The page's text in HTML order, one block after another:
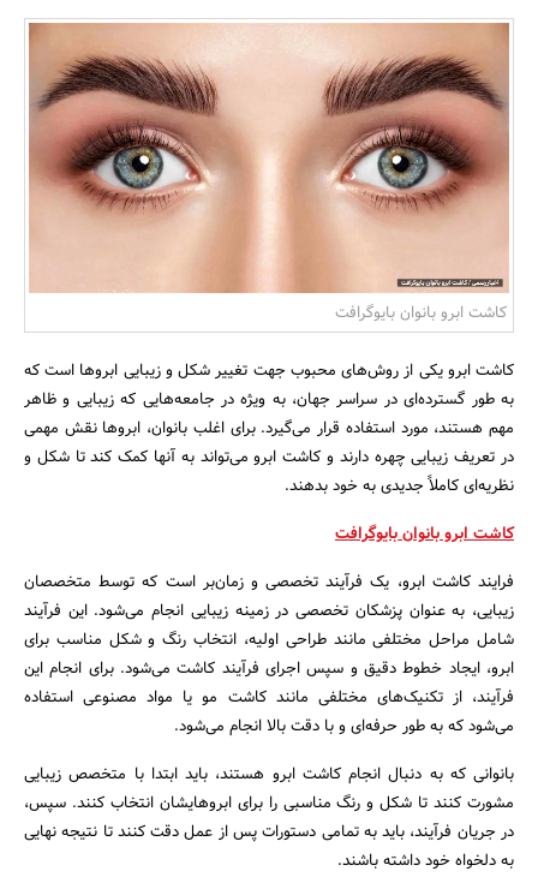
بانک، بیمه و سرمایه
مسکن و ساختمان
جستجو
کاشت ابرو بانوان بایوگرافت
کاشت ابرو یکی از روش‌های محبوب جهت تغییر شکل و زیبایی ابروها است که
به طور گسترده‌ای در سراسر جهان، به ویژه در جامعه‌هایی که زیبایی و ظاهر
مهم هستند، مورد استفاده قرار می‌گیرد. برای اغلب بانوان، ابروها نقش مهمی
در تعریف زیبایی چهره دارند و کاشت ابرو می‌تواند به آنها کمک کند تا شکل و
نظریه‌ای کاملاً جدیدی به خود بدهند.
کاشت ابرو بانوان بایوگرافت
فرایند کاشت ابرو، یک فرآیند تخصصی و زمان‌بر است که توسط متخصصان
زیبایی، به عنوان پزشکان تخصصی در زمینه زیبایی انجام می‌شود. این فرآیند
شامل مراحل مختلفی مانند طراحی اولیه، انتخاب رنگ و شکل مناسب برای
ابرو، ایجاد خطوط دقیق و سپس اجرای فرآیند کاشت می‌شود. برای انجام این
فرآیند، از تکنیک‌های مختلفی مانند کاشت مو یا مواد مصنوعی استفاده
می‌شود که به طور حرفه‌ای و با دقت بالا انجام می‌شود.
بانوانی که به دنبال انجام کاشت ابرو هستند، باید ابتدا با متخصص زیبایی
مشورت کنند تا شکل و رنگ مناسبی را برای ابروهایشان انتخاب کنند. سپس،
در جریان فرآیند، باید به تمامی دستورات پس از عمل دقت کنند تا نتیجه نهایی
به دلخواه خود داشته باشند.